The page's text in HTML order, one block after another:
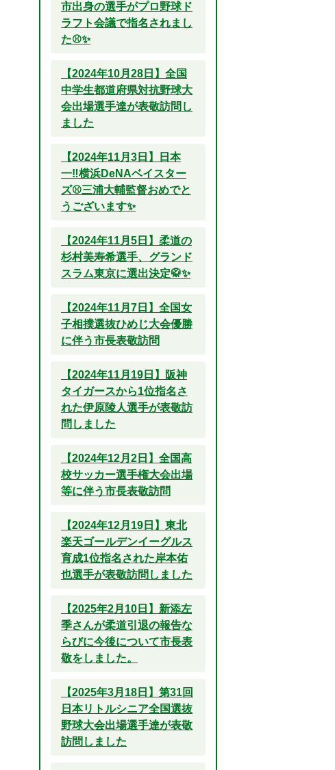
市出身の選手がプロ野球ド
ラフト会議で指名されまし
た⚾✨
【2024年10月28日】全国
中学生都道府県対抗野球大
会出場選手達が表敬訪問し
ました
【2024年11月3日】日本
一‼横浜DeNAベイスター
ズ⚾三浦大輔監督おめでと
うございます✨
【2024年11月5日】柔道の
杉村美寿希選手、グランド
スラム東京に選出決定🥋✨
【2024年11月7日】全国女
子相撲選抜ひめじ大会優勝
に伴う市長表敬訪問
【2024年11月19日】阪神
タイガースから1位指名さ
れた伊原陵人選手が表敬訪
問しました
【2024年12月2日】全国高
校サッカー選手権大会出場
等に伴う市長表敬訪問
【2024年12月19日】東北
楽天ゴールデンイーグルス
育成1位指名された岸本佑
也選手が表敬訪問しました
【2025年2月10日】新添左
季さんが柔道引退の報告な
らびに今後について市長表
敬をしました。
【2025年3月18日】第31回
日本リトルシニア全国選抜
野球大会出場選手達が表敬
訪問しました